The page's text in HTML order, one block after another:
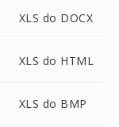
XLS do DOCX
XLS do HTML
XLS do BMP